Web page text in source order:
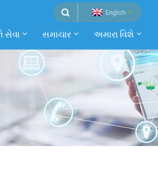
English
સેવા સમાચાર અમારા વિશે